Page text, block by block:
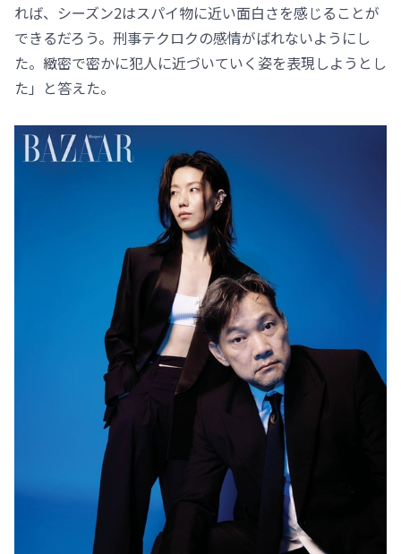
れば、シーズン2はスパイ物に近い面白さを感じることが
できるだろう。刑事テクロクの感情がばれないようにし
た。緻密で密かに犯人に近づいていく姿を表現しようとし
た」と答えた。